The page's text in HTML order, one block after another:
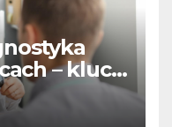
– klucz